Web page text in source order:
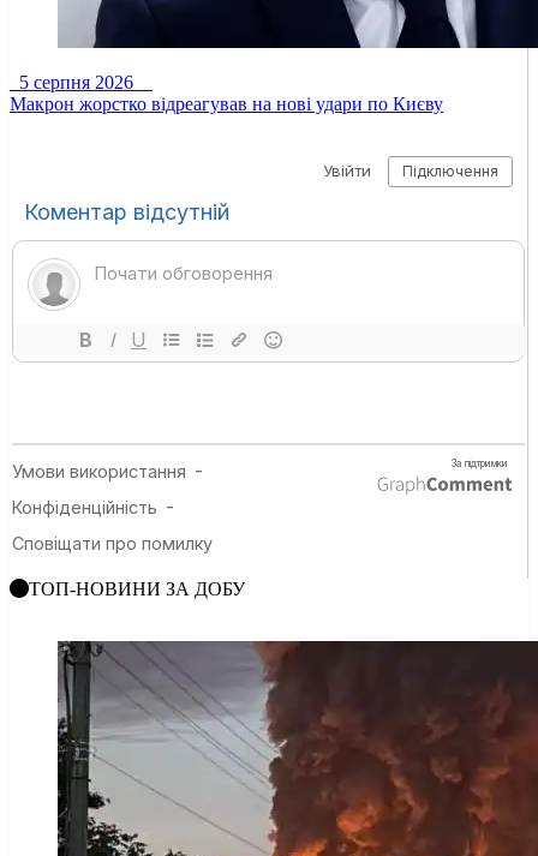
5 серпня 2026
Макрон жорстко відреагував на нові удари по Києву
ТОП-НОВИНИ ЗА ДОБУ